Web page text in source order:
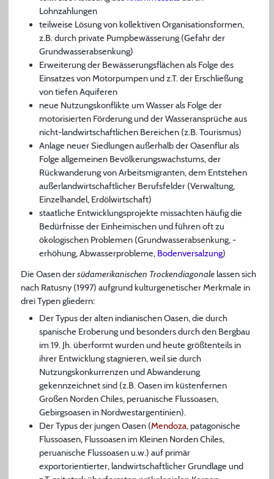
Lohnzahlungen
teilweise Lösung von kollektiven Organisationsformen,
z.B. durch private Pumpbewässerung (Gefahr der
Grundwasserabsenkung)
Erweiterung der Bewässerungsflächen als Folge des
Einsatzes von Motorpumpen und z.T. der Erschließung
von tiefen Aquiferen
neue Nutzungskonflikte um Wasser als Folge der
motorisierten Förderung und der Wasseransprüche aus
nicht-landwirtschaftlichen Bereichen (z.B. Tourismus)
Anlage neuer Siedlungen außerhalb der Oasenflur als
Folge allgemeinen Bevölkerungswachstums, der
Rückwanderung von Arbeitsmigranten, dem Entstehen
außerlandwirtschaftlicher Berufsfelder (Verwaltung,
Einzelhandel, Erdölwirtschaft)
staatliche Entwicklungsprojekte missachten häufig die
Bedürfnisse der Einheimischen und führen oft zu
ökologischen Problemen (Grundwasserabsenkung, -
erhöhung, Abwasserprobleme, Bodenversalzung)
Die Oasen dersüdamerikanischen Trockendiagonalelassen sich
nach Ratusny (1997) aufgrund kulturgenetischer Merkmale in
drei Typen gliedern:
Der Typus der alten indianischen Oasen, die durch
spanische Eroberung und besonders durch den Bergbau
im 19. Jh. überformt wurden und heute größtenteils in
ihrer Entwicklung stagnieren, weil sie durch
Nutzungskonkurrenzen und Abwanderung
gekennzeichnet sind (z.B. Oasen im küstenfernen
Großen Norden Chiles, peruanische Flussoasen,
Gebirgsoasen in Nordwestargentinien).
Der Typus der jungen Oasen (Mendoza, patagonische
Flussoasen, Flussoasen im Kleinen Norden Chiles,
peruanische Flussoasen u.w.) auf primär
exportorientierter, landwirtschaftlicher Grundlage und